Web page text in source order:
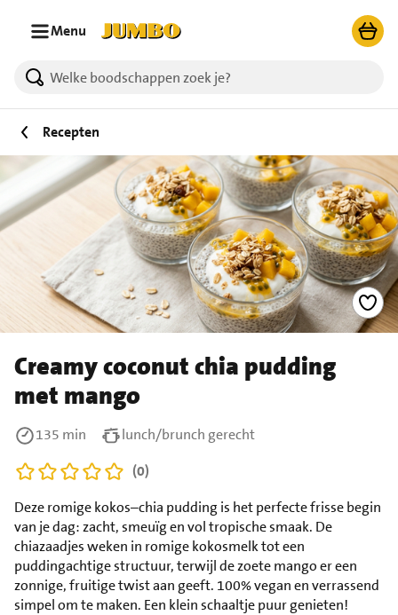
Menu
Recepten
Creamy coconut chia pudding
met mango
Deze romige kokos–chia pudding is het perfecte frisse begin
van je dag: zacht, smeuïg en vol tropische smaak. De
chiazaadjes weken in romige kokosmelk tot een
puddingachtige structuur, terwijl de zoete mango er een
zonnige, fruitige twist aan geeft. 100% vegan en verrassend
simpel om te maken. Een klein schaaltje puur genieten!
135 min
lunch/brunch gerecht
(0)